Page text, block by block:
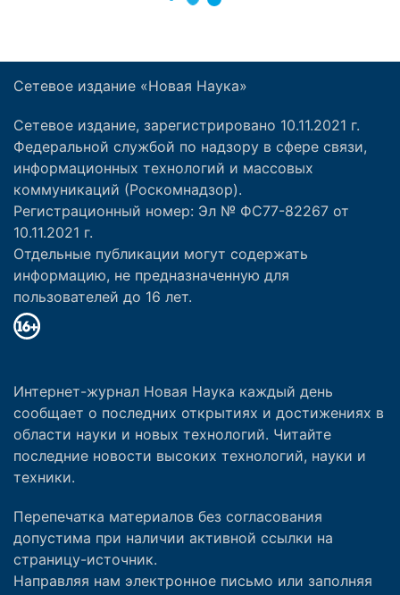
Сетевое издание «Новая Наука»
Сетевое издание, зарегистрировано 10.11.2021 г.
Федеральной службой по надзору в сфере связи,
информационных технологий и массовых
коммуникаций (Роскомнадзор).
Регистрационный номер: Эл № ФС77-82267 от
10.11.2021 г.
Отдельные публикации могут содержать
информацию, не предназначенную для
пользователей до 16 лет.
Интернет-журнал Новая Наука каждый день
сообщает о последних открытиях и достижениях в
области науки и новых технологий. Читайте
последние новости высоких технологий, науки и
техники.
Перепечатка материалов без согласования
допустима при наличии активной ссылки на
страницу-источник.
Направляя нам электронное письмо или заполняя